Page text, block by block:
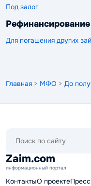
Под залог
Рефинансирование
Для погашения других
Главная > МФО > До
сайту
Zaim.com
информационный портал
КонтактыО проекте